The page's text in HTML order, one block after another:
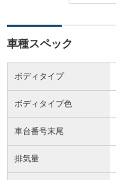
車種スペック
ボディタイプ
ボディタイプ色
車台番号末尾
排気量